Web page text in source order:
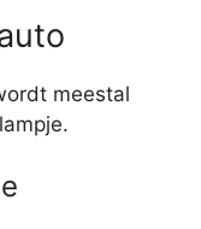
meestal